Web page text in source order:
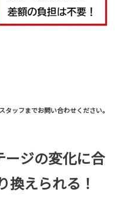
ッフまでお問い合わせください。
ジの変化に合
換えられる！